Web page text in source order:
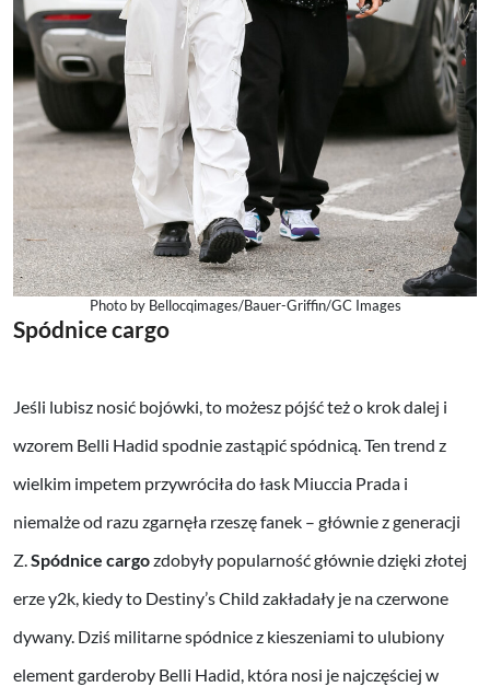
Photo by Bellocqimages/Bauer-Griffin/GC Images
Spódnice cargo
Jeśli lubisz nosić bojówki, to możesz pójść też o krok dalej i
wzorem Belli Hadid spodnie zastąpić spódnicą. Ten trend z
wielkim impetem przywróciła do łask Miuccia Prada i
niemalże od razu zgarnęła rzeszę fanek – głównie z generacji
Z.Spódnice cargozdobyły popularność głównie dzięki złotej
erze y2k, kiedy to Destiny’s Child zakładały je na czerwone
dywany. Dziś militarne spódnice z kieszeniami to ulubiony
element garderoby Belli Hadid, która nosi je najczęściej w